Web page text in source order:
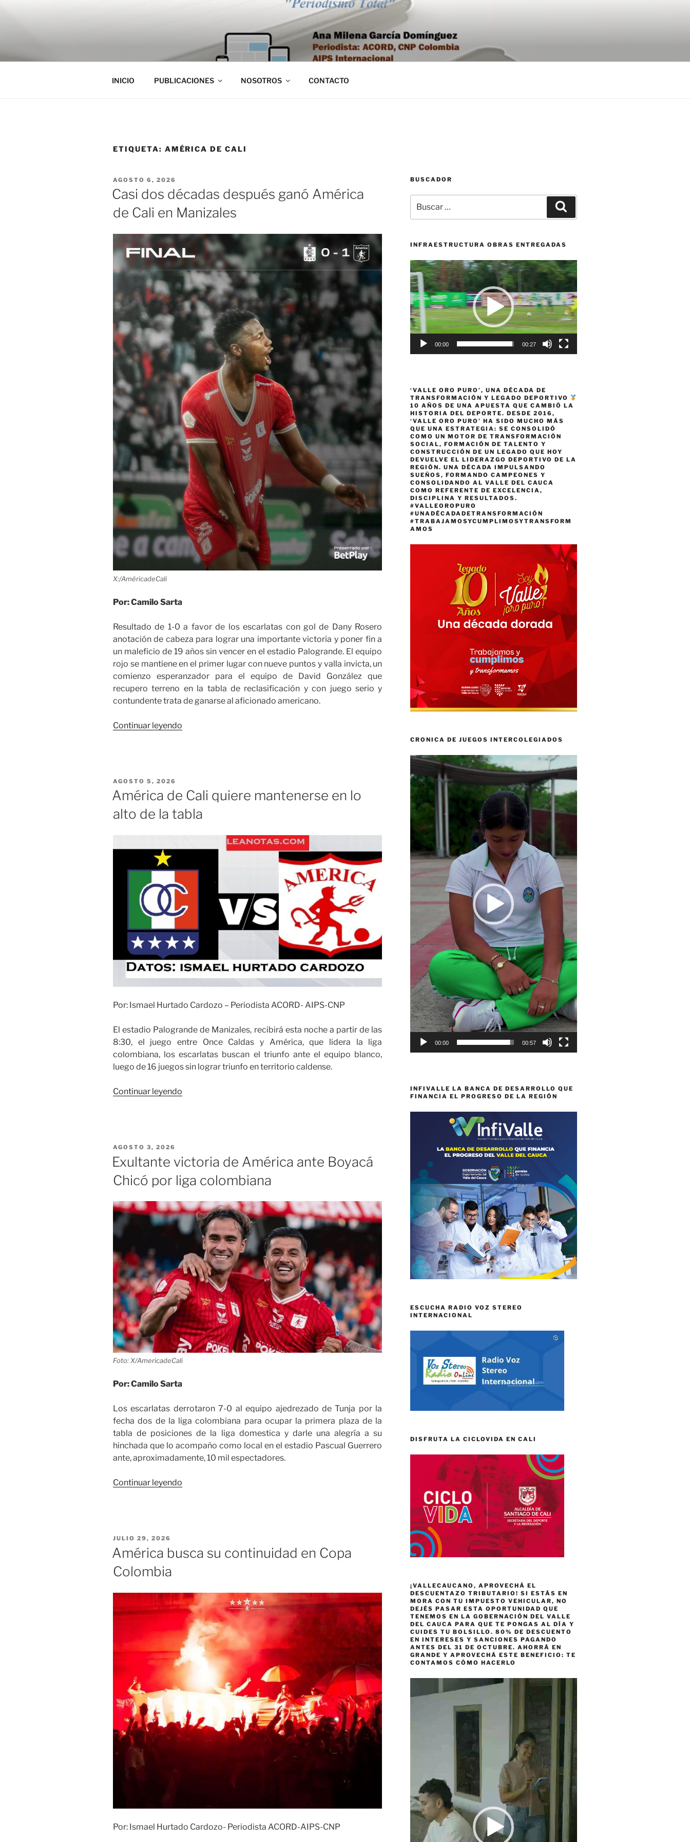
INICIO PUBLICACIONES NOSOTROS CONTACTO
ETIQUETA: AMÉRICA DE CALI
PUBLICADO
EL
AGOSTO 6, 2026
Casi dos décadas después ganó América
de Cali en Manizales
X:/AméricadeCali
Por: Camilo Sarta
Resultado de 1-0 a favor de los escarlatas con gol de Dany Rosero
anotación de cabeza para lograr una importante victoria y poner fin a
un maleficio de 19 años sin vencer en el estadio Palogrande. El equipo
rojo se mantiene en el primer lugar con nueve puntos y valla invicta, un
comienzo esperanzador para el equipo de David González que
recupero terreno en la tabla de reclasificación y con juego serio y
contundente trata de ganarse al aficionado americano.
Continuar leyendo
de
Cali
Manizales»
PUBLICADO
EL
AGOSTO 5, 2026
América de Cali quiere mantenerse en lo
alto de la tabla
Por: Ismael Hurtado Cardozo – Periodista ACORD- AIPS-CNP
El estadio Palogrande de Manizales, recibirá esta noche a partir de las
8:30, el juego entre Once Caldas y América, que lidera la liga
colombiana, los escarlatas buscan el triunfo ante el equipo blanco,
luego de 16 juegos sin lograr triunfo en territorio caldense.
Continuar leyendo
lo
alto
de
la
tabla»
PUBLICADO
EL
AGOSTO 3, 2026
Exultante victoria de América ante Boyacá
Chicó por liga colombiana
Foto: X/AmericadeCali
Por: Camilo Sarta
Los escarlatas derrotaron 7-0 al equipo ajedrezado de Tunja por la
fecha dos de la liga colombiana para ocupar la primera plaza de la
tabla de posiciones de la liga domestica y darle una alegría a su
hinchada que lo acompaño como local en el estadio Pascual Guerrero
ante, aproximadamente, 10 mil espectadores.
Continuar leyendo
Chicó
colombiana»
PUBLICADO
EL
JULIO 29, 2026
América busca su continuidad en Copa
Colombia
Por: Ismael Hurtado Cardozo- Periodista ACORD-AIPS-CNP
BUSCADOR
por:
INFRAESTRUCTURA OBRAS ENTREGADAS
Reproductor
de
vídeo
00:00 00:27
‘VALLE ORO PURO’, UNA DÉCADA DE
TRANSFORMACIÓN Y LEGADO DEPORTIVO
10 AÑOS DE UNA APUESTA QUE CAMBIÓ LA
HISTORIA DEL DEPORTE. DESDE 2016,
‘VALLE ORO PURO’ HA SIDO MUCHO MÁS
QUE UNA ESTRATEGIA: SE CONSOLIDÓ
COMO UN MOTOR DE TRANSFORMACIÓN
SOCIAL, FORMACIÓN DE TALENTO Y
CONSTRUCCIÓN DE UN LEGADO QUE HOY
DEVUELVE EL LIDERAZGO DEPORTIVO DE LA
REGIÓN. UNA DÉCADA IMPULSANDO
SUEÑOS, FORMANDO CAMPEONES Y
CONSOLIDANDO AL VALLE DEL CAUCA
COMO REFERENTE DE EXCELENCIA,
DISCIPLINA Y RESULTADOS.
#VALLEOROPURO
#UNADÉCADADETRANSFORMACIÓN
#TRABAJAMOSYCUMPLIMOSYTRANSFORM
AMOS
CRONICA DE JUEGOS INTERCOLEGIADOS
Reproductor
vídeo
00:00 00:57
INFIVALLE LA BANCA DE DESARROLLO QUE
FINANCIA EL PROGRESO DE LA REGIÓN
ESCUCHA RADIO VOZ STEREO
INTERNACIONAL
DISFRUTA LA CICLOVIDA EN CALI
¡VALLECAUCANO, APROVECHÁ EL
DESCUENTAZO TRIBUTARIO! SI ESTÁS EN
MORA CON TU IMPUESTO VEHICULAR, NO
DEJÉS PASAR ESTA OPORTUNIDAD QUE
TENEMOS EN LA GOBERNACIÓN DEL VALLE
DEL CAUCA PARA QUE TE PONGAS AL DÍA Y
CUIDES TU BOLSILLO. 80% DE DESCUENTO
EN INTERESES Y SANCIONES PAGANDO
ANTES DEL 31 DE OCTUBRE. AHORRÁ EN
GRANDE Y APROVECHÁ ESTE BENEFICIO: TE
CONTAMOS CÓMO HACERLO
de